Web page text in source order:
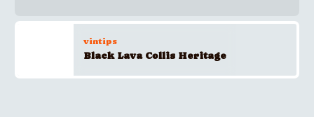
vintips
Black Lava Collis Heritage